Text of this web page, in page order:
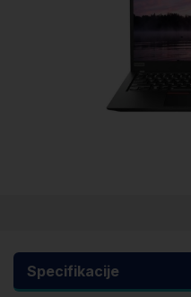
galerije
slikSpecifikacije